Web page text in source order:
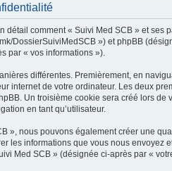
comment « Suivi Med SCB » et
DossierSuiviMedSCB ») et phpBB
par « vos informations »).
différentes. Premièrement, en
internet de votre ordinateur. Les deux
Un troisième cookie sera créé lors
en tant qu’utilisateur.
», nous pouvons également créer une
les informations que vous nous
Med SCB » (désignée ci-après par «